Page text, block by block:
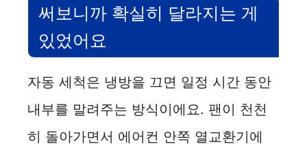
써보니까 확실히 달라지는 게
있었어요
자동 세척은 냉방을 끄면 일정 시간 동안
내부를 말려주는 방식이에요. 팬이 천천
히 돌아가면서 에어컨 안쪽 열교환기에